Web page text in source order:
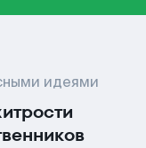
идеями